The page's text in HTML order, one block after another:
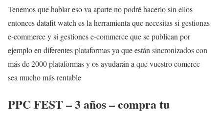
Tenemos que hablar eso va aparte no podré hacerlo sin ellos
entonces datafit watch es la herramienta que necesitas si gestionas
e-commerce y si gestiones e-commerce que se publican por
ejemplo en diferentes plataformas ya que están sincronizados con
más de 2000 plataformas y os ayudarán a que vuestro comerce
sea mucho más rentable
PPC FEST – 3 años – compra tu